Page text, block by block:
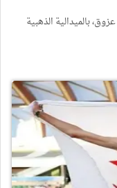
بالميدالية الذهبية